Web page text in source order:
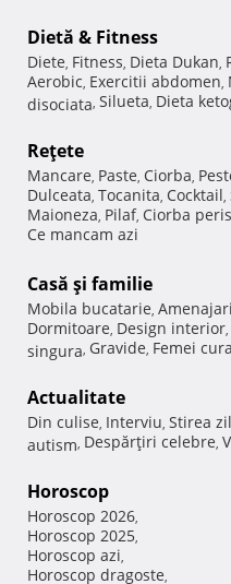
Dietă & Fitness
Diete, Fitness, Dieta Dukan,
Aerobic, Exercitii abdomen,
disociata, Silueta, Dieta
Reţete
Mancare, Paste, Ciorba,
Dulceata, Tocanita, Cocktail,
Maioneza, Pilaf, Ciorba
Ce mancam azi
Casă şi familie
Mobila bucatarie,
Dormitoare, Design interior,
singura, Gravide, Femei
Actualitate
Din culise, Interviu, Stirea
autism, Despărţiri celebre,
Horoscop
Horoscop 2026,
Horoscop 2025,
Horoscop azi,
Horoscop dragoste,